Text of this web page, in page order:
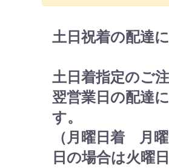
土日祝着の配達
土日着指定のご注
翌営業日の配達
す。
（月曜日着 月
日の場合は火曜日